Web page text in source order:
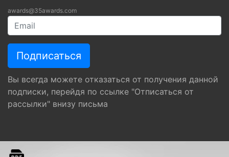
awards@35awards.com
Вы всегда можете отказаться от получения данной
подписки, перейдя по ссылке "Отписаться от
рассылки" внизу письма